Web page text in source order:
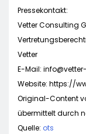
Pressekontakt:
Vetter Consulting
Vetter
E-Mail:
Website: https://
Original-Content
übermittelt durch
Quelle: ots